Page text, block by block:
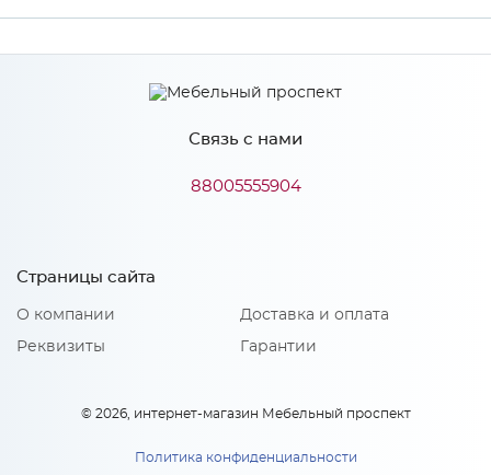
Ширина 573
18
2236
Сурская мебель
Особенности
Количество упаковок: 1
Материал 2: МДФ, акрилит
Связь с нами
88005555904
Страницы сайта
О компании
Реквизиты
Доставка и оплата
Гарантии
© 2026, интернет-магазин Мебельный проспект
Политика конфиденциальности